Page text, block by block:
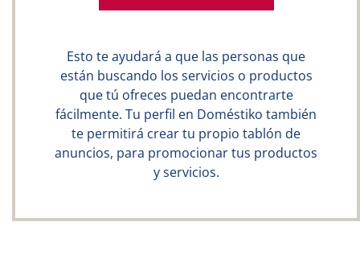
Esto te ayudará a que las personas que
están buscando los servicios o productos
que tú ofreces puedan encontrarte
fácilmente. Tu perfil en Doméstiko también
te permitirá crear tu propio tablón de
anuncios, para promocionar tus productos
y servicios.